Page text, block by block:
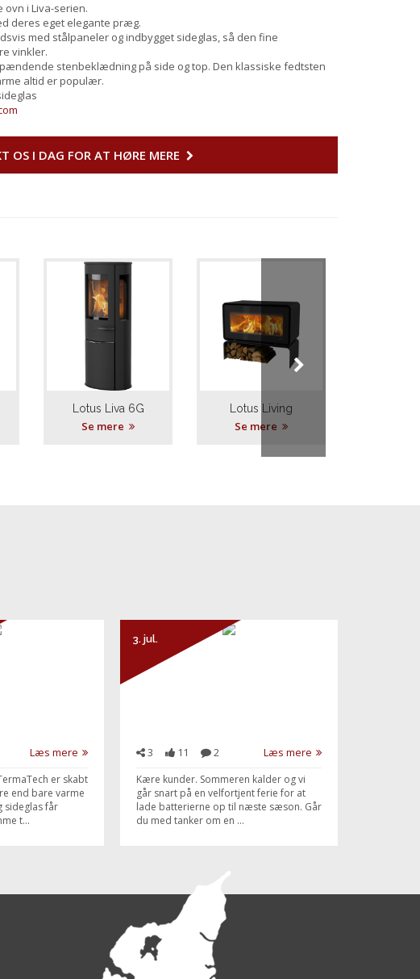
ovn i Liva-serien.
deres eget elegante præg.
med stålpaneler og indbygget sideglas, så den fine
vinkler.
stenbeklædning på side og top. Den klassiske fedtsten
altid er populær.
OS I DAG FOR AT HØRE MERE
Lotus Liva 6G
Se mere
Lotus Living
Se mere
Læs mere
er skabt
end bare varme
sideglas får
t...
3. jul.
3 11 2 Læs mere
Kære kunder. Sommeren kalder og vi
går snart på en velfortjent ferie for at
lade batterierne op til næste sæson. Går
du med tanker om en ...